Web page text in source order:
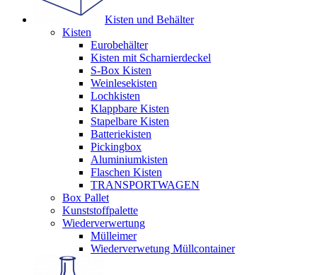
Kisten und Behälter
Kisten
Eurobehälter
Kisten mit Scharnierdeckel
S-Box Kisten
Weinlesekisten
Lochkisten
Klappbare Kisten
Stapelbare Kisten
Batteriekisten
Pickingbox
Aluminiumkisten
Flaschen Kisten
TRANSPORTWAGEN
Box Pallet
Kunststoffpalette
Wiederverwertung
Mülleimer
Wiederverwetung Müllcontainer